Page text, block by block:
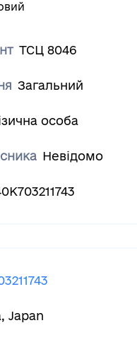
ТСЦ 8046
Загальний
особа
Невідомо
, Japan